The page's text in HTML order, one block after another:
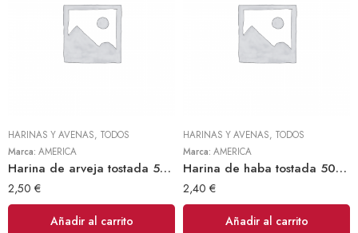
HARINAS Y AVENAS, TODOS
Marca: AMERICA
Harina de arveja tostada 500gr (America)
2,50 €
Añadir al carrito
HARINAS Y AVENAS, TODOS
Marca: AMERICA
Harina de haba tostada 500gr (America)
2,40 €
Añadir al carrito